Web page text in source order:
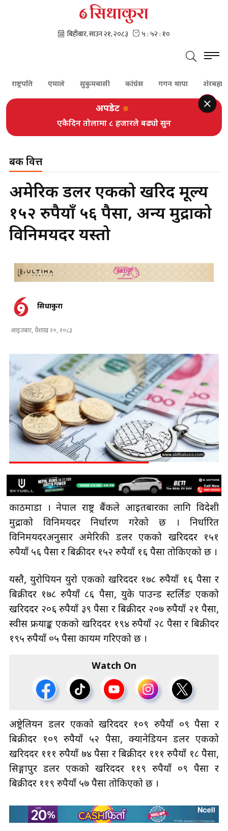
एमाले सुकुमबासी कांग्रेस गगन थापा शेरबहादुर देउवा
अपडेट
एकैदिन तोलामा ८ हजारले बढ्यो सुन
बैंक वित्त
अमेरिकी डलर एकको खरिद मूल्य
१५२ रुपैयाँ ५६ पैसा, अन्य मुद्राको
विनिमयदर यस्तो
सिधाकुरा
आइतबार, वैशाख २०, २०८३
काठमाडौँ । नेपाल राष्ट्र बैंकले आइतबारका लागि विदेशी
मुद्राको विनिमयदर निर्धारण गरेको छ । निर्धारित
विनिमयदरअनुसार अमेरिकी डलर एकको खरिददर १५१
रुपैयाँ ५६ पैसा र बिक्रीदर १५२ रुपैयाँ १६ पैसा तोकिएको छ ।
यस्तै, युरोपियन युरो एकको खरिददर १७८ रुपैयाँ १६ पैसा र
बिक्रीदर १७८ रुपैयाँ ८६ पैसा, युके पाउन्ड स्टर्लिङ एकको
खरिददर २०६ रुपैयाँ ३९ पैसा र बिक्रीदर २०७ रुपैयाँ २१ पैसा,
स्वीस फ्रयाङ्क एकको खरिददर १९४ रुपैयाँ २८ पैसा र बिक्रीदर
१९५ रुपैयाँ ०५ पैसा कायम गरिएको छ ।
Watch On
अष्ट्रेलियन डलर एकको खरिददर १०९ रुपैयाँ ०९ पैसा र
बिक्रीदर १०९ रुपैयाँ ५२ पैसा, क्यानेडियन डलर एकको
खरिददर १११ रुपैयाँ ७४ पैसा र बिक्रीदर १११ रुपैयाँ १८ पैसा,
सिङ्गापुर डलर एकको खरिददर ११९ रुपैयाँ ०९ पैसा र
बिक्रीदर ११९ रुपैयाँ ५७ पैसा तोकिएको छ ।